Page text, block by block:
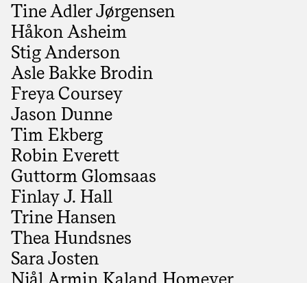
Tine Adler Jørgensen
Håkon Asheim
Stig Anderson
Asle Bakke Brodin
Freya Coursey
Jason Dunne
Tim Ekberg
Robin Everett
Guttorm Glomsaas
Finlay J. Hall
Trine Hansen
Thea Hundsnes
Sara Josten
Njål Armin Kaland Homeyer